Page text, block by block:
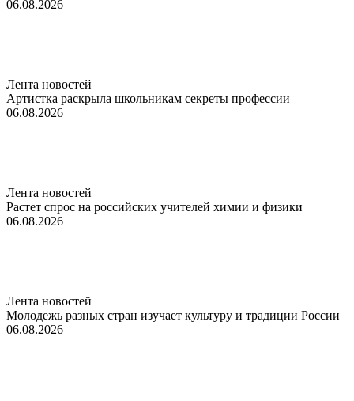
06.08.2026
Лента новостей
Артистка раскрыла школьникам секреты профессии
06.08.2026
Лента новостей
Растет спрос на российских учителей химии и физики
06.08.2026
Лента новостей
Молодежь разных стран изучает культуру и традиции России
06.08.2026